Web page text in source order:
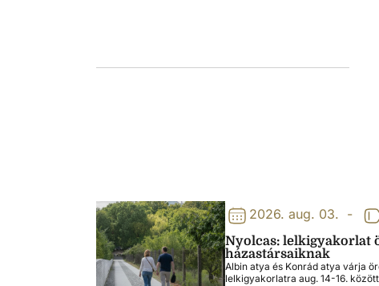
2026. aug. 03. -
Nyolcas: lelkigyakorlat
házastársaiknak
Albin atya és Konrád atya várja
lelkigyakorlatra aug. 14-16.